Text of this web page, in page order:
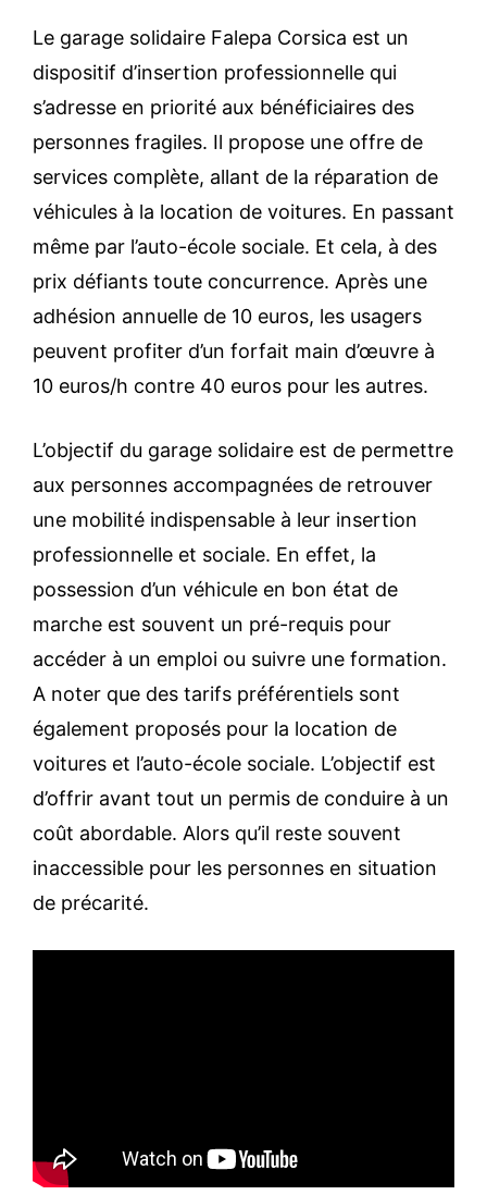
Le garage solidaire Falepa Corsica est un
dispositif d’insertion professionnelle qui
s’adresse en priorité aux bénéficiaires des
personnes fragiles. Il propose une offre de
services complète, allant de la réparation de
véhicules à la location de voitures. En passant
même par l’auto-école sociale. Et cela, à des
prix défiants toute concurrence. Après une
adhésion annuelle de 10 euros, les usagers
peuvent profiter d’un forfait main d’œuvre à
10 euros/h contre 40 euros pour les autres.
L’objectif du garage solidaire est de permettre
aux personnes accompagnées de retrouver
une mobilité indispensable à leur insertion
professionnelle et sociale. En effet, la
possession d’un véhicule en bon état de
marche est souvent un pré-requis pour
accéder à un emploi ou suivre une formation.
A noter que des tarifs préférentiels sont
également proposés pour la location de
voitures et l’auto-école sociale. L’objectif est
d’offrir avant tout un permis de conduire à un
coût abordable. Alors qu’il reste souvent
inaccessible pour les personnes en situation
de précarité.